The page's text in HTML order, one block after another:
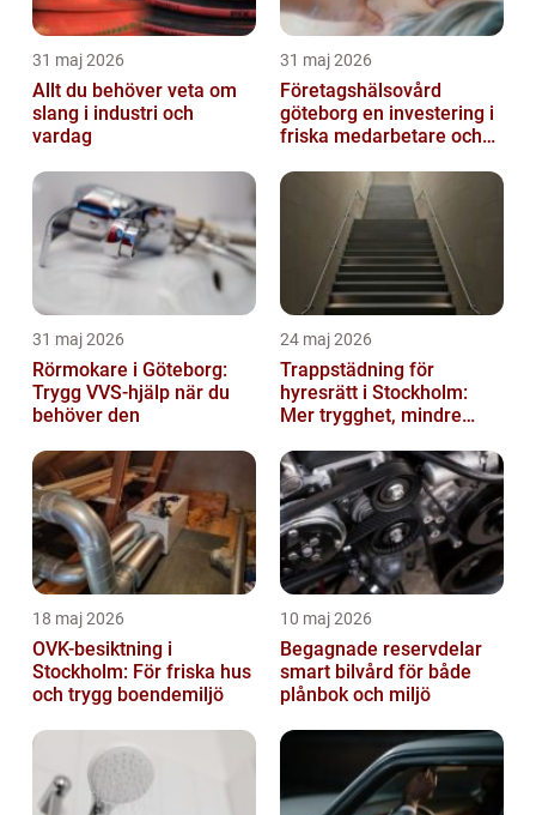
31 maj 2026
Allt du behöver veta om
slang i industri och
vardag
31 maj 2026
Företagshälsovård
göteborg en investering i
friska medarbetare och
31 maj 2026
Rörmokare i Göteborg:
Trygg VVS-hjälp när du
behöver den
24 maj 2026
Trappstädning för
hyresrätt i Stockholm:
Mer trygghet, mindre
18 maj 2026
OVK-besiktning i
Stockholm: För friska hus
och trygg boendemiljö
10 maj 2026
Begagnade reservdelar
smart bilvård för både
plånbok och miljö